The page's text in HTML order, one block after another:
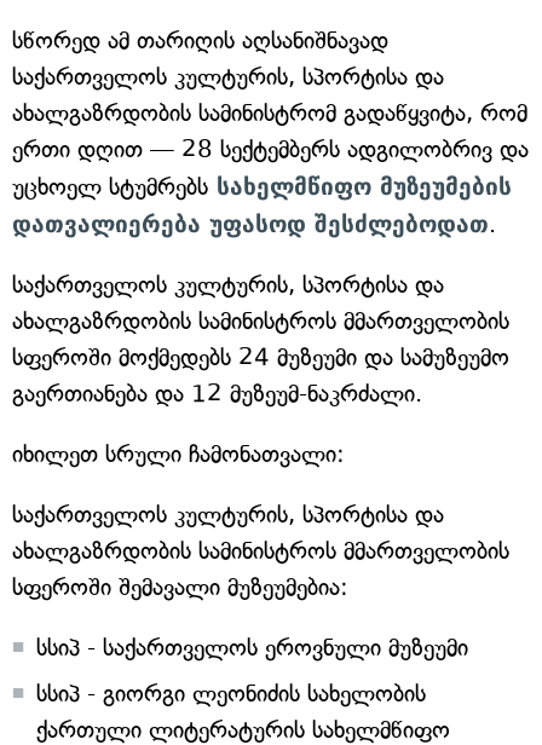
სწორედ ამ თარიღის აღსანიშნავად
საქართველოს კულტურის, სპორტისა და
ახალგაზრდობის სამინისტრომ გადაწყვიტა, რომ
ერთი დღით — 28 სექტემბერს ადგილობრივ და
უცხოელ სტუმრებს სახელმწიფო მუზეუმების
დათვალიერება უფასოდ შესძლებოდათ.
საქართველოს კულტურის, სპორტისა და
ახალგაზრდობის სამინისტროს მმართველობის
სფეროში მოქმედებს 24 მუზეუმი და სამუზეუმო
გაერთიანება და 12 მუზეუმ-ნაკრძალი.
იხილეთ სრული ჩამონათვალი:
საქართველოს კულტურის, სპორტისა და
ახალგაზრდობის სამინისტროს მმართველობის
სფეროში შემავალი მუზეუმებია:
სსიპ - საქართველოს ეროვნული მუზეუმი
სსიპ - გიორგი ლეონიძის სახელობის
ქართული ლიტერატურის სახელმწიფო